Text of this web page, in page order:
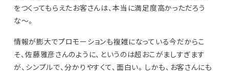
をつくってもらえたお客さんは、本当に満足度高かっただろう
な〜。
情報が膨大でプロモーションも複雑になっている今だからこ
そ、佐藤雅彦さんのように、というのは超おこがましすぎます
が、シンプルで、分かりやすくて、面白い。しかも、お客さんにも